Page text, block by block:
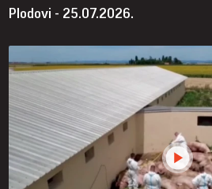
Plodovi - 25.07.2026.